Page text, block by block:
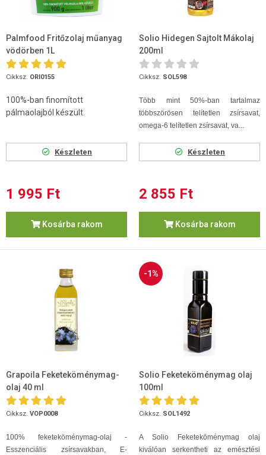
Palmfood Fritőzolaj műanyag
vödörben 1L
Cikksz. ORI0155
100%-ban finomított
pálmaolajból készült.
Készleten
1 995 Ft
Kosárba rakom
Solio Hidegen Sajtolt Mákolaj
200ml
Cikksz. SOL598
Több mint 50%-ban tartalmaz
többszörösen telítetlen zsírsavat,
omega-6 telítetlen zsírsavat, va...
Készleten
2 855 Ft
Kosárba rakom
Grapoila Feketeköménymag-
olaj 40 ml
Cikksz. VOP0008
100% feketeköménymag-olaj -
Esszenciális zsírsavakban, E-
-1%
Solio Feketeköménymag olaj
100ml
Cikksz. SOL1492
A Solio Feketeköménymag olaj
kiválóan serkentheti az emésztési